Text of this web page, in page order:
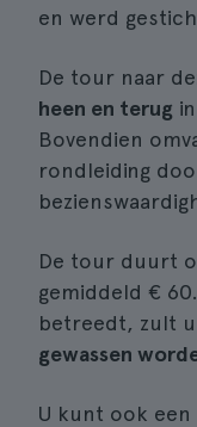
en werd
De tour naar
heen en terug
Bovendien
rondleiding
De tour duurt
gemiddeld €
betreedt, zult
gewassen
U kunt ook